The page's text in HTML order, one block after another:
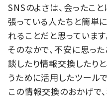
SNSのよさは、会ったこ
張っている人たちと簡単
れることだと思っています
そのなかで、不安に思っ
談したり情報交換したり
うために活用したツールで
この情報交換のおかげで